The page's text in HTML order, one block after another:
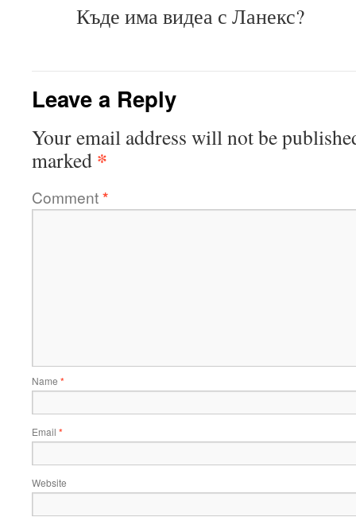
Къде има видеа с Ланекс?
Leave a Reply
Your email address will not be
marked *
Comment*
Name *
Email *
Website